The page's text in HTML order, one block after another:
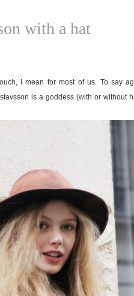
with a hat
I mean for most of us. To say
is a goddess (with or without